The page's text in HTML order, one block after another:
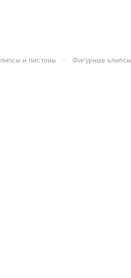
и пистоны – Фигурные